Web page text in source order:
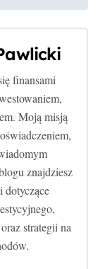
finansami
Moją misją
znajdziesz
dotyczące
strategii na